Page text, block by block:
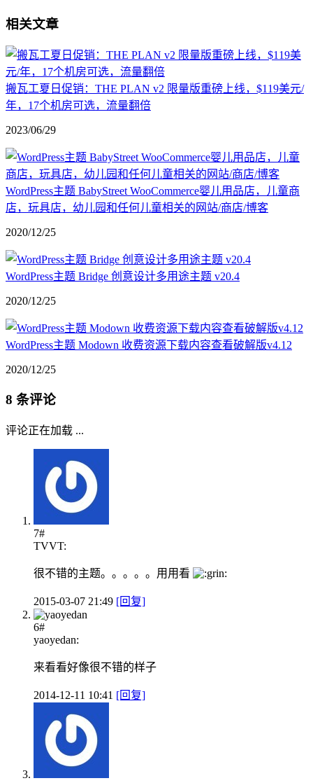
相关文章
搬瓦工夏日促销：THE PLAN v2 限量版重磅上线，$119美元/
年，17个机房可选，流量翻倍
2023/06/29
WordPress主题 BabyStreet WooCommerce婴儿用品店，儿童商
店，玩具店，幼儿园和任何儿童相关的网站/商店/博客
2020/12/25
WordPress主题 Bridge 创意设计多用途主题 v20.4
2020/12/25
WordPress主题 Modown 收费资源下载内容查看破解版v4.12
2020/12/25
8 条评论
评论正在加载 ...
7#
TVVT:
很不错的主题。。。。。用用看
2015-03-07 21:49 [回复]
6#
yaoyedan:
来看看好像很不错的样子
2014-12-11 10:41 [回复]